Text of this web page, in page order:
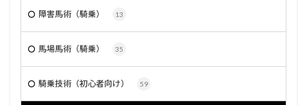
障害馬術（騎乗） 13
馬場馬術（騎乗） 35
騎乗技術（初心者向け） 59